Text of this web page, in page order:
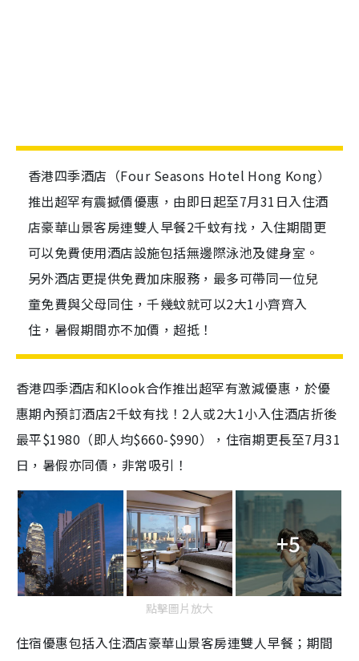
香港四季酒店（Four Seasons Hotel Hong Kong）
推出超罕有震撼價優惠，由即日起至7月31日入住酒
店豪華山景客房連雙人早餐2千蚊有找，入住期間更
可以免費使用酒店設施包括無邊際泳池及健身室。
另外酒店更提供免費加床服務，最多可帶同一位兒
童免費與父母同住，千幾蚊就可以2大1小齊齊入
住，暑假期間亦不加價，超抵！
香港四季酒店和Klook合作推出超罕有激減優惠，於優
惠期內預訂酒店2千蚊有找！2人或2大1小入住酒店折後
最平$1980（即人均$660-$990），住宿期更長至7月31
日，暑假亦同價，非常吸引！
+5
點擊圖片放大
住宿優惠包括入住酒店豪華山景客房連雙人早餐；期間